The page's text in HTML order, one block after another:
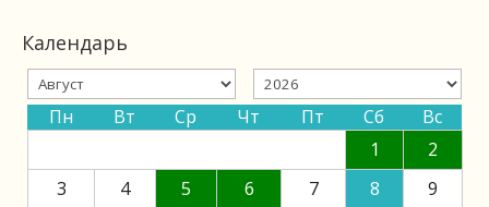
Календарь
Пн Вт Ср Чт Пт Сб
Вс
1
2
3
4 5 6 7 8
9